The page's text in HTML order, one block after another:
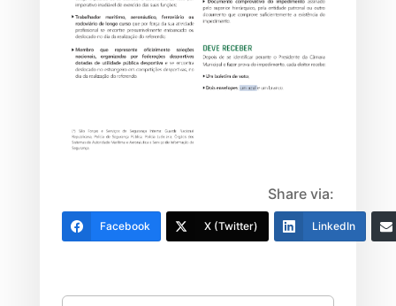
Share via:
Facebook X (Twitter) LinkedIn